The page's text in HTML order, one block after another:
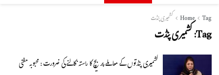
Home Tag کشمیری پنڈت
Tag:کشمیری پنڈت
کشمیری پنڈتوں کے معاملے پر بیچ کا راستہ نکالنے کی ضرورت : محبوبہ مفتی